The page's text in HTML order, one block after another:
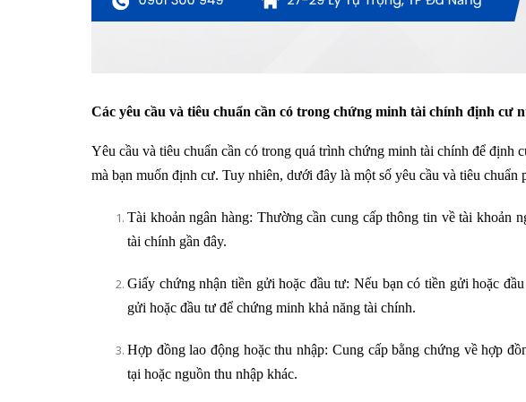
Các yêu cầu và tiêu chuẩn cần có trong chứng minh tài chính định cư
Yêu cầu và tiêu chuẩn cần có trong quá trình chứng minh tài chính để định
mà bạn muốn định cư. Tuy nhiên, dưới đây là một số yêu cầu và tiêu chuẩn
Tài khoản ngân hàng: Thường cần cung cấp thông tin về tài khoản
tài chính gần đây.
Giấy chứng nhận tiền gửi hoặc đầu tư: Nếu bạn có tiền gửi hoặc
gửi hoặc đầu tư để chứng minh khả năng tài chính.
Hợp đồng lao động hoặc thu nhập: Cung cấp bằng chứng về hợp
tại hoặc nguồn thu nhập khác.